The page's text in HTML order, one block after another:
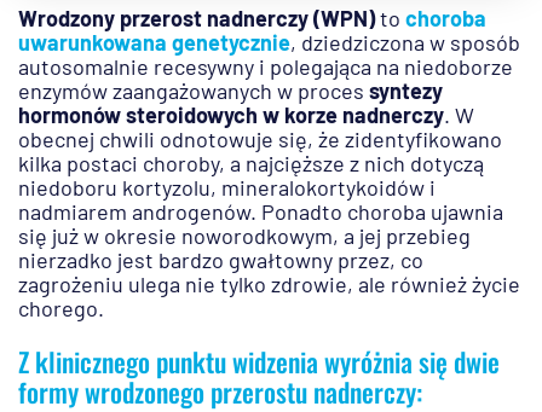
Wrodzony przerost nadnerczy (WPN)to choroba
uwarunkowana genetycznie, dziedziczona w sposób
autosomalnie recesywny i polegająca na niedoborze
enzymów zaangażowanych w proces syntezy
hormonów steroidowych w korze nadnerczy. W
obecnej chwili odnotowuje się, że zidentyfikowano
kilka postaci choroby, a najcięższe z nich dotyczą
niedoboru kortyzolu, mineralokortykoidów i
nadmiarem androgenów. Ponadto choroba ujawnia
się już w okresie noworodkowym, a jej przebieg
nierzadko jest bardzo gwałtowny przez, co
zagrożeniu ulega nie tylko zdrowie, ale również życie
chorego.
Z klinicznego punktu widzenia wyróżnia się dwie
formy wrodzonego przerostu nadnerczy: